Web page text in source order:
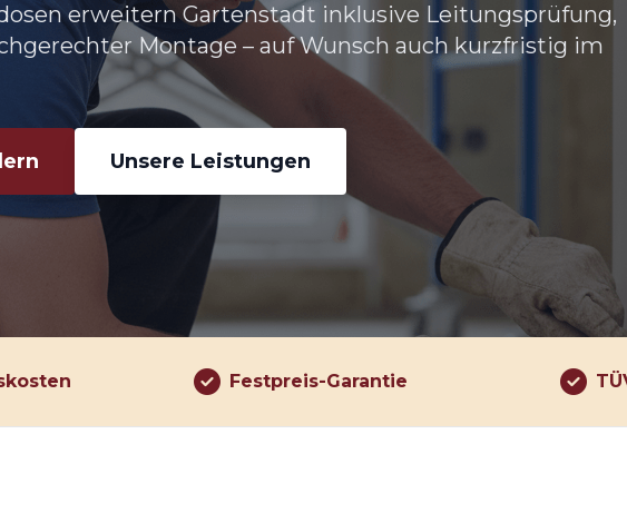
erweitern Gartenstadt inklusive Leitungsprüfung,
Montage – auf Wunsch auch kurzfristig im
Unsere Leistungen
Festpreis-Garantie